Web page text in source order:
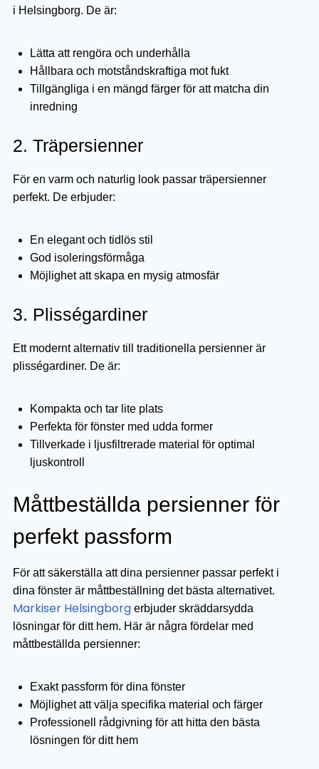
i Helsingborg. De är:
Lätta att rengöra och underhålla
Hållbara och motståndskraftiga mot fukt
Tillgängliga i en mängd färger för att matcha din
inredning
2. Träpersienner
För en varm och naturlig look passar träpersienner
perfekt. De erbjuder:
En elegant och tidlös stil
God isoleringsförmåga
Möjlighet att skapa en mysig atmosfär
3. Plisségardiner
Ett modernt alternativ till traditionella persienner är
plisségardiner. De är:
Kompakta och tar lite plats
Perfekta för fönster med udda former
Tillverkade i ljusfiltrerade material för optimal
ljuskontroll
Måttbeställda persienner för
perfekt passform
För att säkerställa att dina persienner passar perfekt i
dina fönster är måttbeställning det bästa alternativet.
Markiser Helsingborgerbjuder skräddarsydda
lösningar för ditt hem. Här är några fördelar med
måttbeställda persienner:
Exakt passform för dina fönster
Möjlighet att välja specifika material och färger
Professionell rådgivning för att hitta den bästa
lösningen för ditt hem